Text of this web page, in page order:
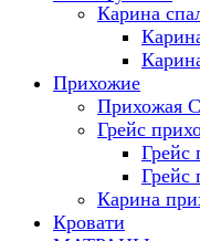
Карина
Прихожие
Прихожая
Грейс
Грейс
Карина
Кровати